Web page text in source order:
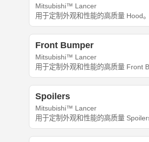
Mitsubishi™ Lancer
用于定制外观和性能的高质量 Hood。
Front Bumper
Mitsubishi™ Lancer
用于定制外观和性能的高质量 Front
Spoilers
Mitsubishi™ Lancer
用于定制外观和性能的高质量 Spoilers